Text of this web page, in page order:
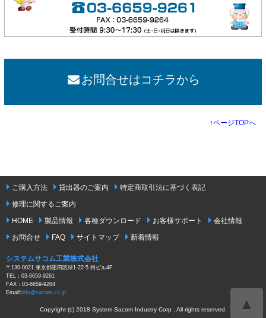
お問合せはコチラから
↑ページTOPへ
▲
ご購入方法 貸出器のご案内
特定商取引法に基づく表記
修理に関するご案内
HOME
製品情報 各種ダウンロード お客様サポート
会社情報
お問合せ
FAQ サイトマップ 新着情報
システムサコム工業株式会社
〒130-0021 東京都墨田区緑1-22-5 州ビル4F
TEL：03-6659-9261
FAX：03-6659-9264
Email:info@sacom.co.jp
Copyright (c) 2018 System Sacom Industry Corp . All rights reserved.